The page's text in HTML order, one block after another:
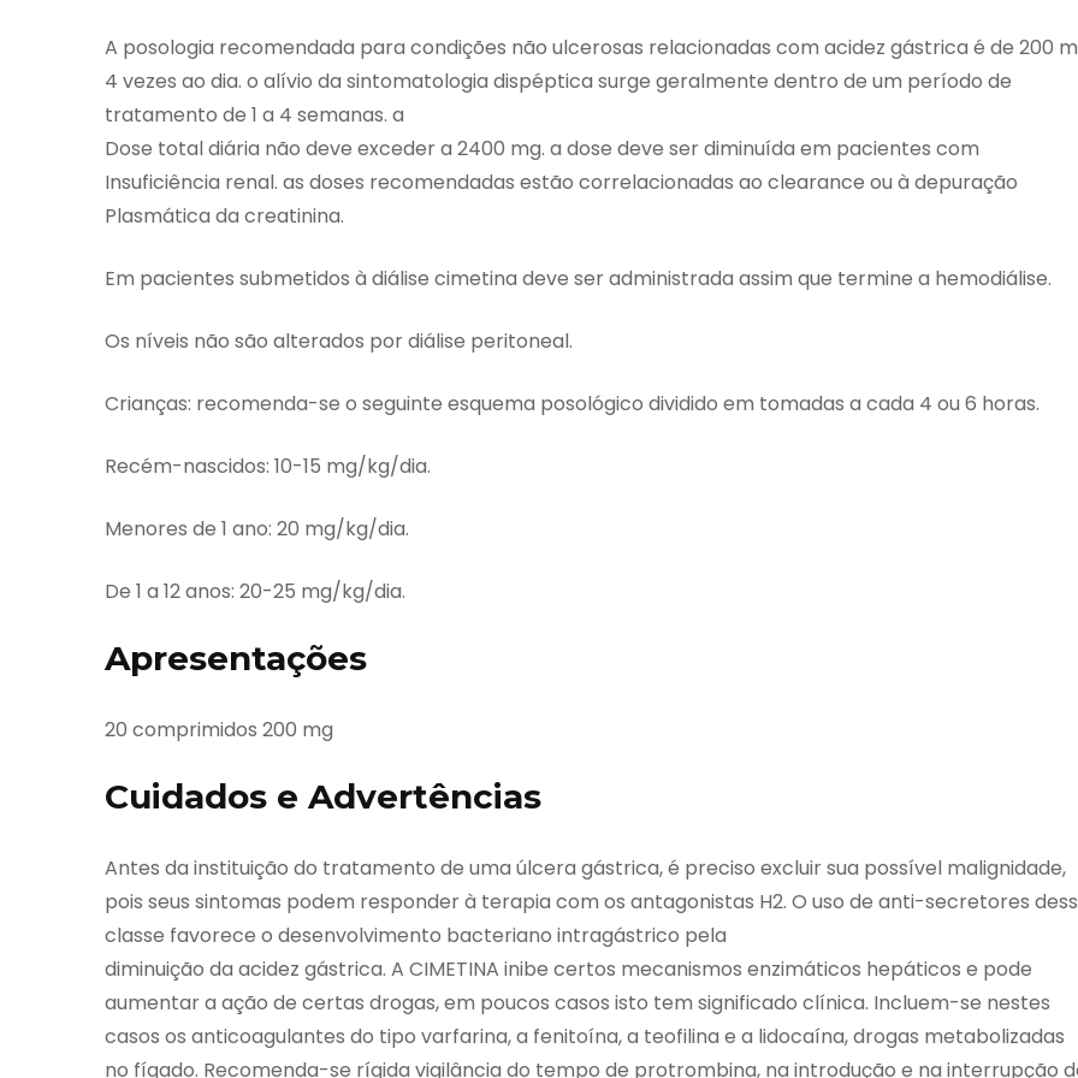
A posologia recomendada para condições não ulcerosas relacionadas com acidez gástrica é de 200
4 vezes ao dia. o alívio da sintomatologia dispéptica surge geralmente dentro de um período de
tratamento de 1 a 4 semanas. a
Dose total diária não deve exceder a 2400 mg. a dose deve ser diminuída em pacientes com
Insuficiência renal. as doses recomendadas estão correlacionadas ao clearance ou à depuração
Plasmática da creatinina.
Em pacientes submetidos à diálise cimetina deve ser administrada assim que termine a hemodiálise.
Os níveis não são alterados por diálise peritoneal.
Crianças: recomenda-se o seguinte esquema posológico dividido em tomadas a cada 4 ou 6 horas.
Recém-nascidos: 10-15 mg/kg/dia.
Menores de 1 ano: 20 mg/kg/dia.
De 1 a 12 anos: 20-25 mg/kg/dia.
Apresentações
20 comprimidos 200 mg
Cuidados e Advertências
Antes da instituição do tratamento de uma úlcera gástrica, é preciso excluir sua possível malignidade,
pois seus sintomas podem responder à terapia com os antagonistas H2. O uso de anti-secretores
classe favorece o desenvolvimento bacteriano intragástrico pela
diminuição da acidez gástrica. A CIMETINA inibe certos mecanismos enzimáticos hepáticos e pode
aumentar a ação de certas drogas, em poucos casos isto tem significado clínica. Incluem-se nestes
casos os anticoagulantes do tipo varfarina, a fenitoína, a teofilina e a lidocaína, drogas metabolizadas
no fígado. Recomenda-se rígida vigilância do tempo de protrombina, na introdução e na interrupção